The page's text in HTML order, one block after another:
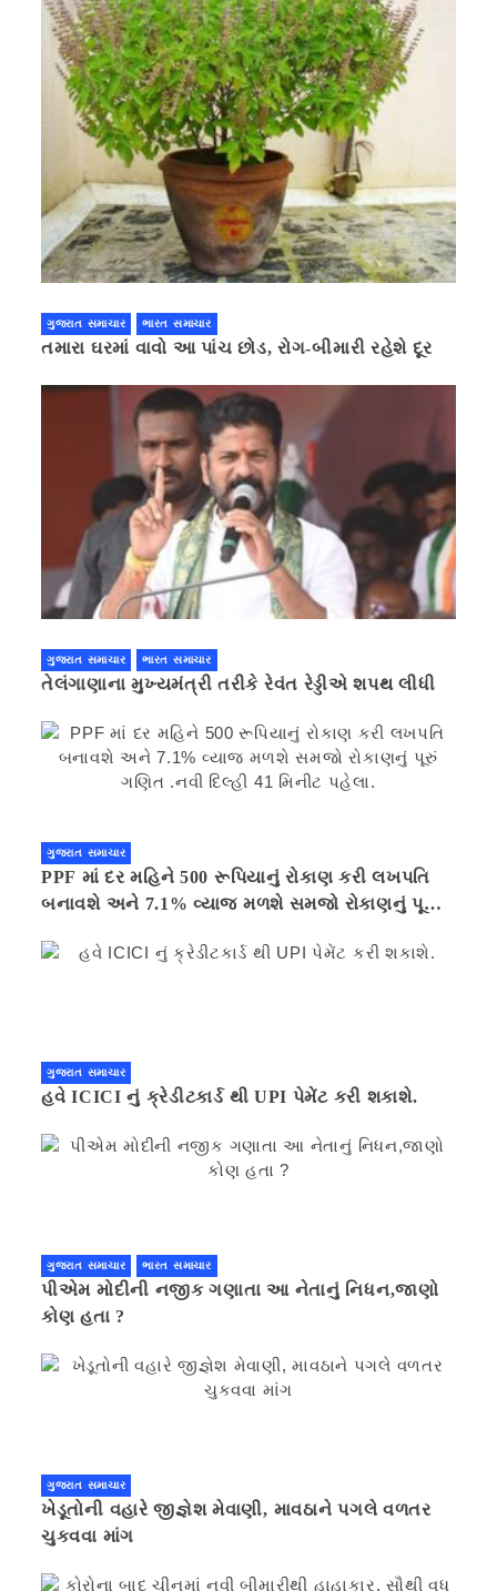
ગુજરાત સમાચાર ભારત સમાચાર
તમારા ઘરમાં વાવો આ પાંચ છોડ, રોગ-બીમારી રહેશે દૂર
ગુજરાત સમાચાર ભારત સમાચાર
તેલંગાણાના મુખ્યમંત્રી તરીકે રેવંત રેડ્ડીએ શપથ લીધી
ગુજરાત સમાચાર
PPF માં દર મહિને 500 રૂપિયાનું રોકાણ કરી લખપતિ
બનાવશે અને 7.1% વ્યાજ મળશે સમજો રોકાણનું પૂરું
ગુજરાત સમાચાર
હવે ICICI નું ક્રેડીટકાર્ડ થી UPI પેમેંટ કરી શકાશે.
ગુજરાત સમાચાર ભારત સમાચાર
પીએમ મોદીની નજીક ગણાતા આ નેતાનું નિધન,જાણો
કોણ હતા ?
ગુજરાત સમાચાર
ખેડૂતોની વહારે જીજ્ઞેશ મેવાણી, માવઠાને પગલે વળતર
ચુકવવા માંગ